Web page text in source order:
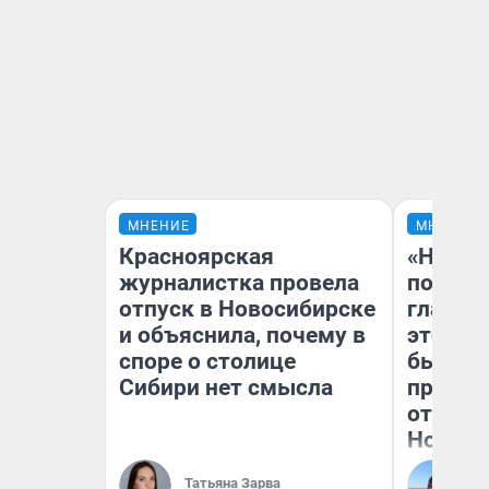
МНЕНИЕ
Красноярская
журналистка провела
отпуск в Новосибирске
и объяснила, почему в
споре о столице
Сибири нет смысла
Татьяна Зарва
МНЕНИЕ
этого
бьет
отзыв
Нолана